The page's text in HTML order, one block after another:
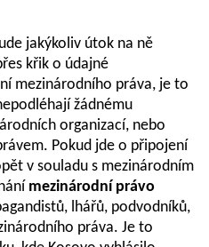
jakýkoliv útok na ně
křik o údajné
mezinárodního práva, je to
žádnému
organizací, nebo
Pokud jde o připojení
v souladu s mezinárodním
mezinárodní právo
lhářů, podvodníků,
práva. Je to